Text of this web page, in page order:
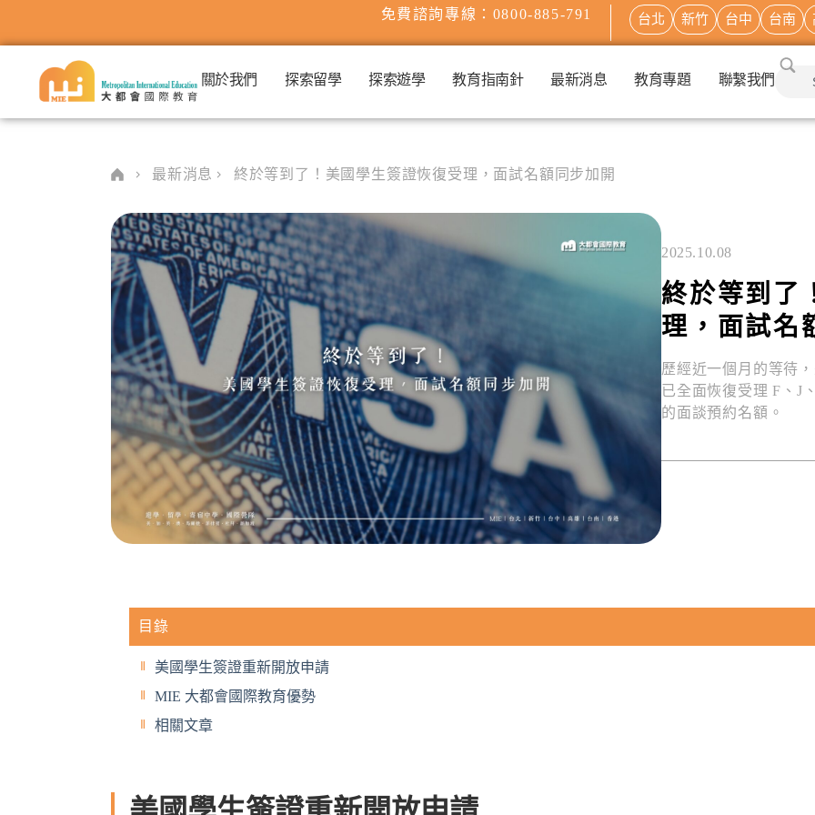
免費諮詢專線：0800-885-791 台北 新竹 台中 台南
關於我們 探索留學 探索遊學 教育指南針 最新消息 教育專題 聯繫我們
最新消息 終於等到了！美國學生簽證恢復受理，面試名額同步加開
2025.10.08
終於等到了
理，面試名
歷經近一個月的等待
已全面恢復受理 F、J
的面談預約名額。
目錄
美國學生簽證重新開放申請
MIE 大都會國際教育優勢
相關文章